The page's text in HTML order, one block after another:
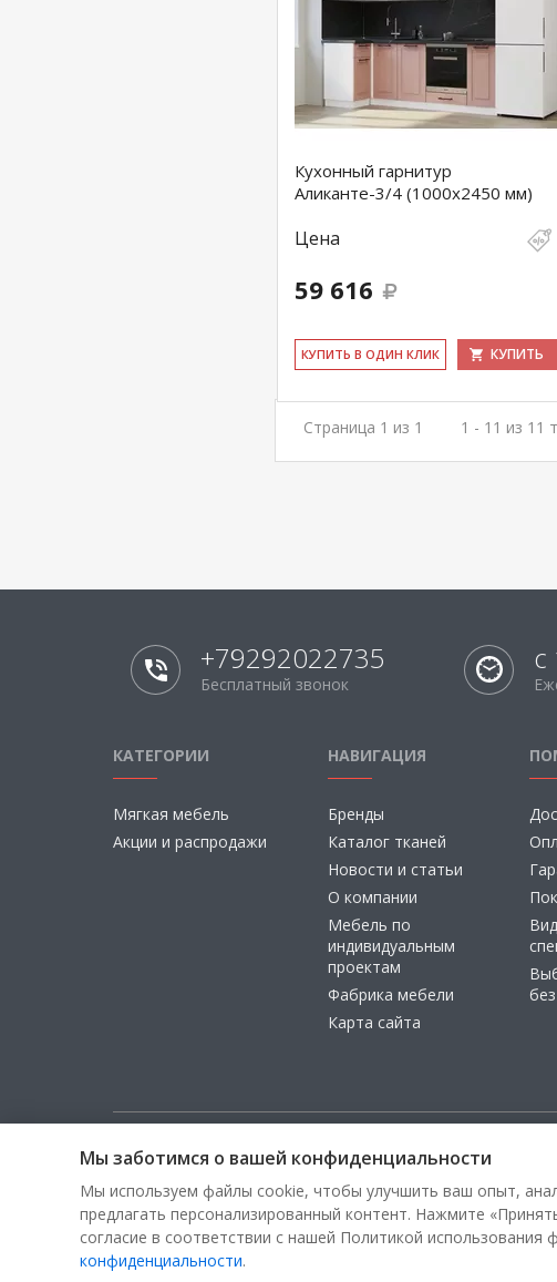
Кухонный гарнитур
Аликанте-3/4 (1000х2450 мм)
Цена
59 616
КУ­ПИТЬ В ОДИН КЛИК КУПИТЬ
Страница 1 из 1 1 - 11 из 11
+79292022735
Бесплатный звонок
с
КАТЕГОРИИ
Мягкая мебель
Акции и распродажи
НАВИГАЦИЯ
Бренды
Каталог тканей
Новости и статьи
О компании
Мебель по
индивидуальным
проектам
Фабрика мебели
Карта сайта
Copyright © 2026, ООО «100 Диванов» — Все права защищены
Мы заботимся о вашей конфиденциальности
Мы используем файлы cookie, чтобы улучшить ваш опыт,
предлагать персонализированный контент. Нажмите
согласие в соответствии с нашей Политикой использования
конфиденциальности.